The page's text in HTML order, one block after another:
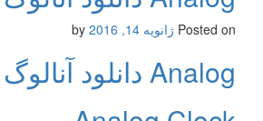
Posted on ژانویه 14, 2016
Analog دانلود آنالوگ